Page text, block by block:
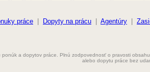
práce Dopyty na prácu Agentúry
ponúk a dopytov práce. Plnú zodpovednosť o pravosti
alebo dopytu práce bez